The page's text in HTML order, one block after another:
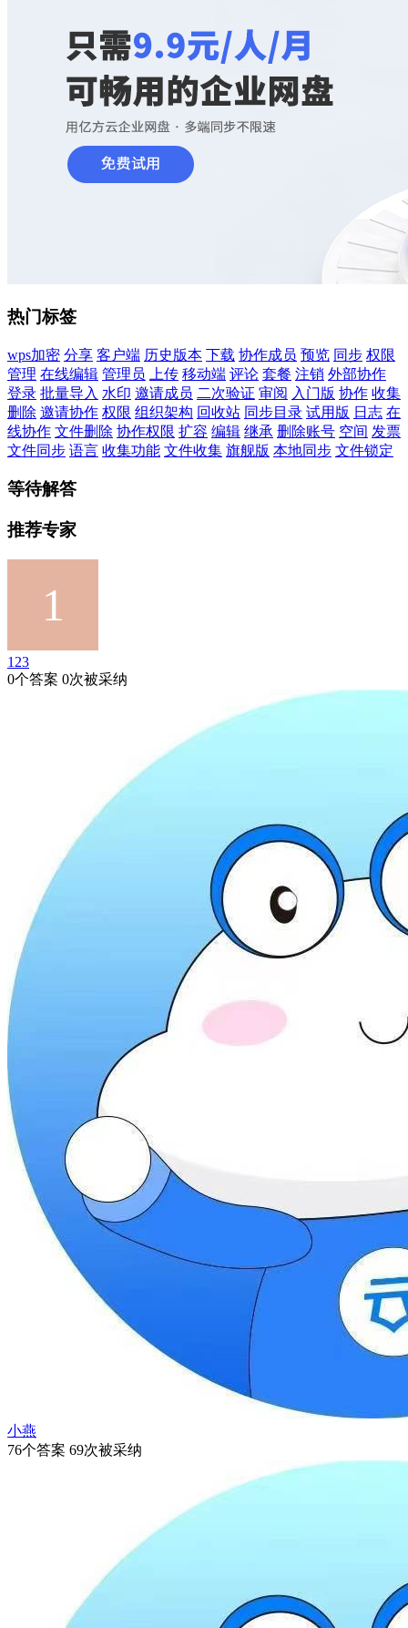
热门标签
wps加密 分享 客户端 历史版本 下载 协作成员 预览 同步 权限
管理 在线编辑 管理员 上传 移动端 评论 套餐 注销 外部协作
登录 批量导入 水印 邀请成员 二次验证 审阅 入门版 协作 收集
删除 邀请协作 权限 组织架构 回收站 同步目录 试用版 日志 在
线协作 文件删除 协作权限 扩容 编辑 继承 删除账号 空间 发票
文件同步 语言 收集功能 文件收集 旗舰版 本地同步 文件锁定
等待解答
推荐专家
123
0个答案 0次被采纳
小燕
76个答案 69次被采纳